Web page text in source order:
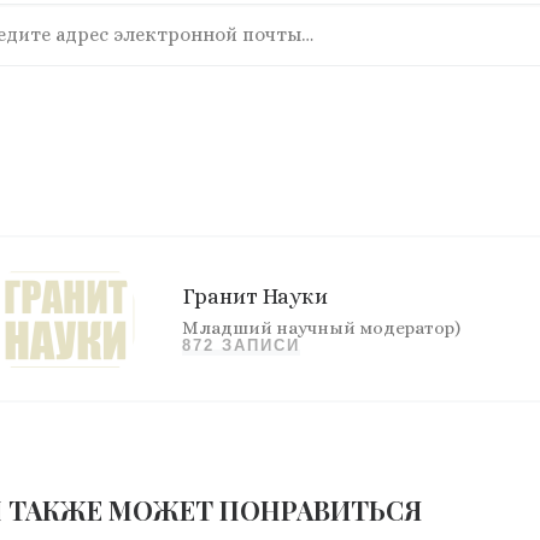
Гранит Науки
Младший научный модератор)
872 ЗАПИСИ
ТАКЖЕ МОЖЕТ ПОНРАВИТЬСЯ